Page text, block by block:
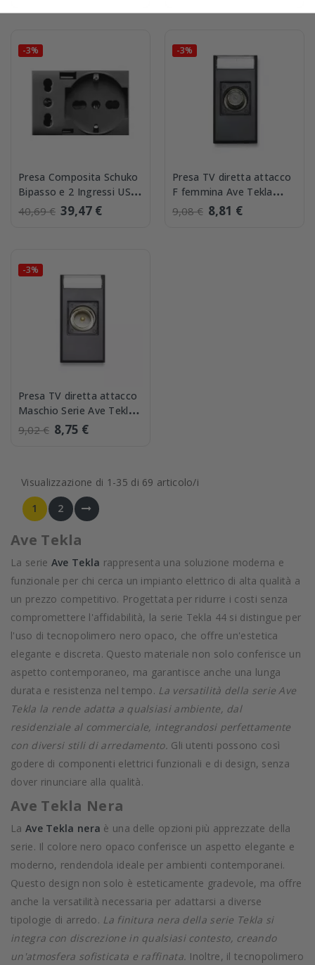
-3%
Presa Composita Schuko
Bipasso e 2 Ingressi USB
Ave Tekla 44509015USB
40,69 € 39,47 €
-3%
Presa TV diretta attacco
F femmina Ave Tekla
445096F
9,08 € 8,81 €
-3%
Presa TV diretta attacco
Maschio Serie Ave Tekla
445096IM
9,02 € 8,75 €
Visualizzazione di 1-35 di 69 articolo/i
1
2
Ave Tekla
La serie Ave Tekla rappresenta una soluzione moderna e
funzionale per chi cerca un impianto elettrico di alta qualità a
un prezzo competitivo. Progettata per ridurre i costi senza
compromettere l'affidabilità, la serie Tekla 44 si distingue per
l'uso di tecnopolimero nero opaco, che offre un'estetica
elegante e discreta. Questo materiale non solo conferisce un
aspetto contemporaneo, ma garantisce anche una lunga
durata e resistenza nel tempo. La versatilità della serie Ave
Tekla la rende adatta a qualsiasi ambiente, dal
residenziale al commerciale, integrandosi perfettamente
con diversi stili di arredamento. Gli utenti possono così
godere di componenti elettrici funzionali e di design, senza
dover rinunciare alla qualità.
Ave Tekla Nera
La Ave Tekla nera è una delle opzioni più apprezzate della
serie. Il colore nero opaco conferisce un aspetto elegante e
moderno, rendendola ideale per ambienti contemporanei.
Questo design non solo è esteticamente gradevole, ma offre
anche la versatilità necessaria per adattarsi a diverse
tipologie di arredo. La finitura nera della serie Tekla si
integra con discrezione in qualsiasi contesto, creando
un'atmosfera sofisticata e raffinata. Inoltre, il tecnopolimero